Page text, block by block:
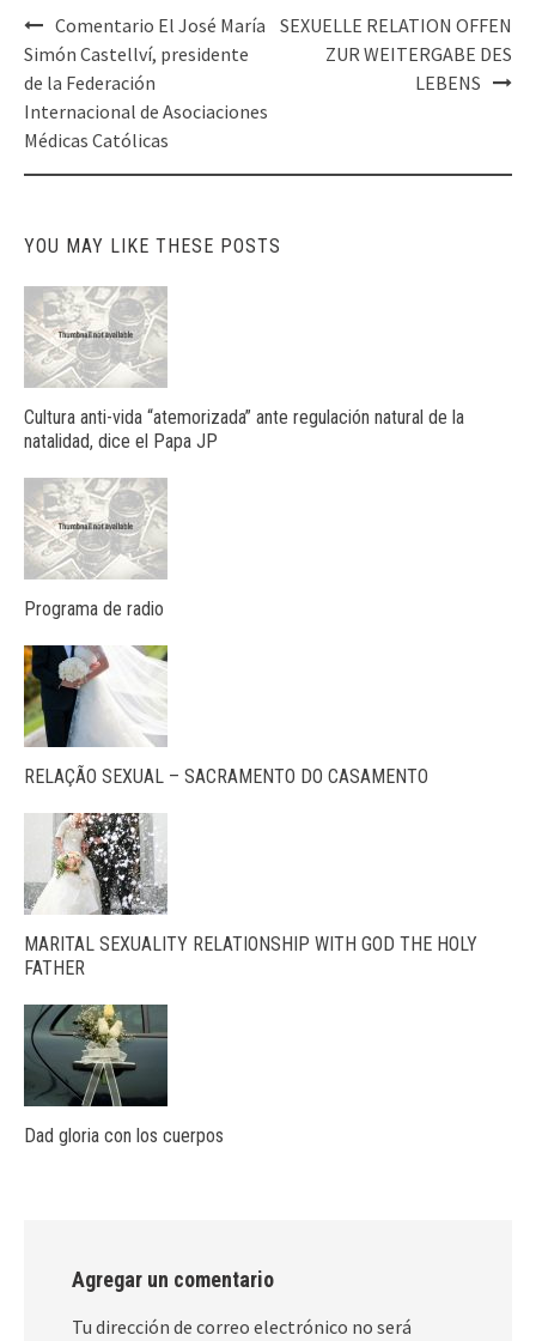
Post
navigation
Comentario El José María
Simón Castellví, presidente
de la Federación
Internacional de Asociaciones
Médicas Católicas
SEXUELLE RELATION OFFEN
ZUR WEITERGABE DES
LEBENS
YOU MAY LIKE THESE POSTS
Cultura anti-vida “atemorizada” ante regulación natural de la
natalidad, dice el Papa JP
Programa de radio
RELAÇÃO SEXUAL – SACRAMENTO DO CASAMENTO
MARITAL SEXUALITY RELATIONSHIP WITH GOD THE HOLY
FATHER
Dad gloria con los cuerpos
Agregar un comentario
Tu dirección de correo electrónico no será